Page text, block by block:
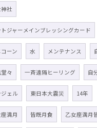
社
ジャーメインブレッシングカード
ーン 水 メンテナンス
々 一斉遠隔ヒーリング 自
ェル 東日本大震災 14年
満月 皆既月食 乙女座満月